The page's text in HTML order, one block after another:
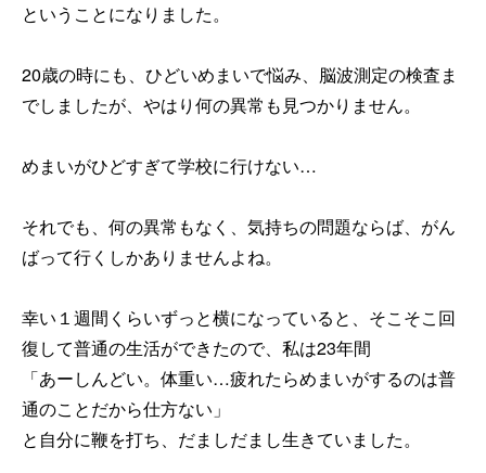
ということになりました。
20歳の時にも、ひどいめまいで悩み、脳波測定の検査ま
でしましたが、やはり何の異常も見つかりません。
めまいがひどすぎて学校に行けない…
それでも、何の異常もなく、気持ちの問題ならば、がん
ばって行くしかありませんよね。
幸い１週間くらいずっと横になっていると、そこそこ回
復して普通の生活ができたので、私は23年間
「あーしんどい。体重い…疲れたらめまいがするのは普
通のことだから仕方ない」
と自分に鞭を打ち、だましだまし生きていました。